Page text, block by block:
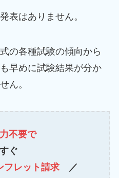
表はありません。
の各種試験の傾向から
早めに試験結果が分か
ん。
不要で
ぐ
フレット請求 ／